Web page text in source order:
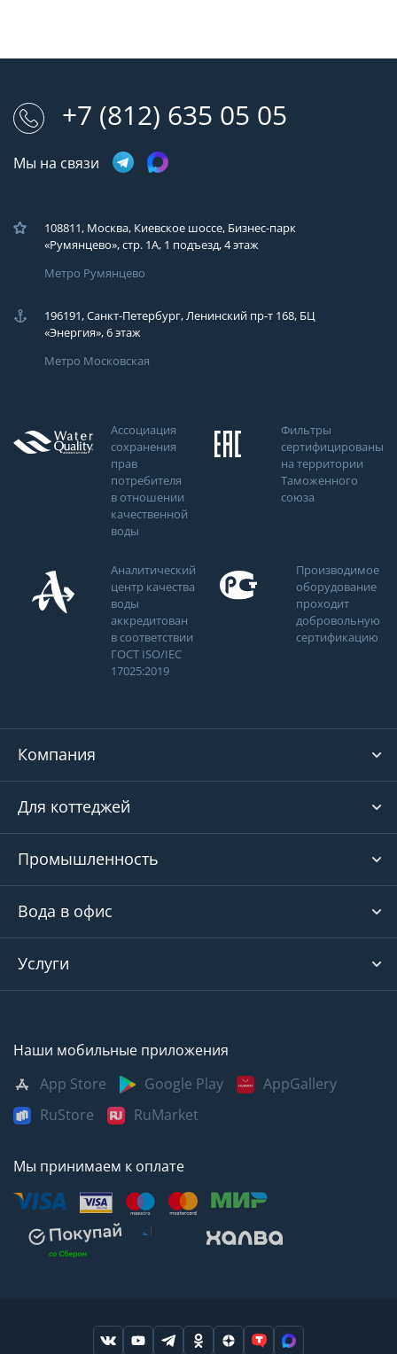
+7 (812) 635 05 05
Мы на связи
108811, Москва, Киевское шоссе, Бизнес-парк
«Румянцево», стр. 1А, 1 подъезд, 4 этаж
Метро Румянцево
196191, Санкт-Петербург, Ленинский пр-т 168, БЦ
«Энергия», 6 этаж
Метро Московская
Ассоциация
сохранения
прав
потребителя
в отношении
качественной
воды
Фильтры
сертифицированы
на территории
Таможенного
союза
Аналитический
центр качества
воды
аккредитован
в соответствии
ГОСТ ISO/IEC
17025:2019
Производимое
оборудование
проходит
добровольную
сертификацию
Компания
Для коттеджей
Промышленность
Вода в офис
Услуги
Наши мобильные приложения
App Store
Google Play
AppGallery
RuStore
RuMarket
Мы принимаем к оплате